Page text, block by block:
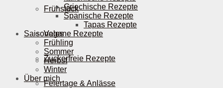
Frühstück
Vegane Rezepte
Zuckerfreie Rezepte
Feiertage & Anlässe
Griechische Rezepte
Spanische Rezepte
Tapas Rezepte
Saisonales
Frühling
Sommer
Herbst
Winter
Über mich